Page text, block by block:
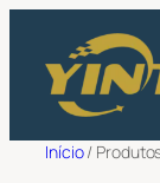
conteúdo
Início/